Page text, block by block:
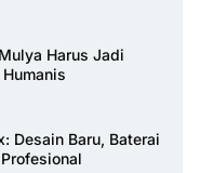
Harus Jadi
Desain Baru, Baterai